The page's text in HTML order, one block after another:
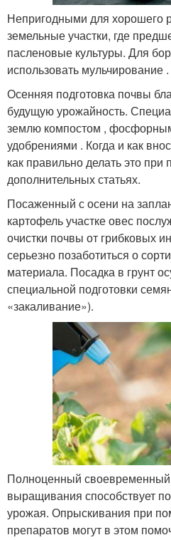
Непригодными для хорошего
земельные участки, где
пасленовые культуры. Для
использовать мульчирование .
Осенняя подготовка почвы
будущую урожайность.
землю компостом ,
удобрениями . Когда и как
как правильно делать это при
дополнительных статьях.
Посаженный с осени на
картофель участке овес
очистки почвы от грибковых
серьезно позаботиться о
материала. Посадка в грунт
специальной подготовки
«закаливание»).
Полноценный
выращивания способствует
урожая. Опрыскивания при
препаратов могут в этом